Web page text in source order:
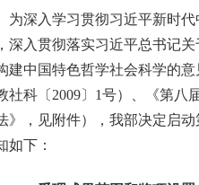
深入学习贯彻习近平新时代
深入贯彻落实习近平总书记
建中国特色哲学社会科学的
社科〔2009〕1号）、《第
》，见附件），我部决定启
如下：